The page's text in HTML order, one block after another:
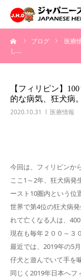
ブログ 医療
し…
【フィリピン】
的な病気、狂犬病。
2020.10.31
医療情報
今回は、フィリピンか
ここ1～2年、狂犬病発
ースト10圏内という位
世界で第4位の狂犬病
れて亡くなる人は、400
現在も毎年２００～３
最近では、2019年の5
仔犬と遊んでいて手を
同じく2019年日本へフ
HOME
病院情報
採用情報